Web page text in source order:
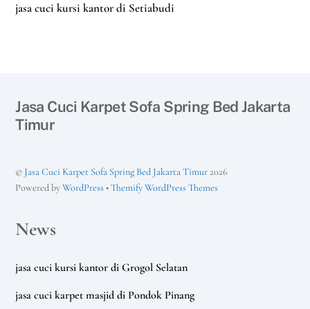
jasa cuci kursi kantor di Setiabudi
Jasa Cuci Karpet Sofa Spring Bed Jakarta
Timur
© Jasa Cuci Karpet Sofa Spring Bed Jakarta Timur2026
Powered byWordPress •Themify WordPress Themes
News
jasa cuci kursi kantor di Grogol Selatan
jasa cuci karpet masjid di Pondok Pinang